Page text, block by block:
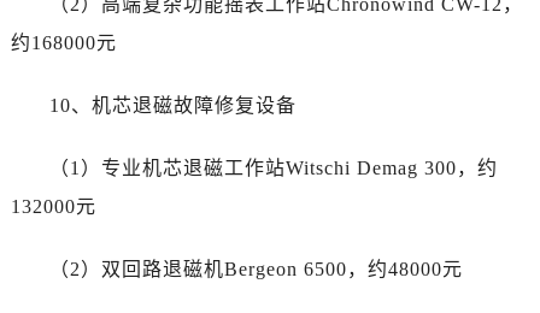
云南省临沧市临翔区世纪路售后服务中心（需提前预约）
云南省西双版纳傣族自治州景洪市宣慰大道售后服务中心（需提前预约）
（2）高端复杂功能摇表工作站Chronowind CW-12，
约168000元
10、机芯退磁故障修复设备
（1）专业机芯退磁工作站Witschi Demag 300，约
132000元
（2）双回路退磁机Bergeon 6500，约48000元